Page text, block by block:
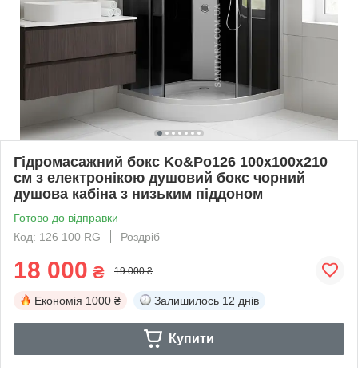
Гідромасажний бокс Ko&Po126 100x100х210
см з електронікою душовий бокс чорний
душова кабіна з низьким піддоном
Готово до відправки
Код: 126 100 RG
Роздріб
18 000 ₴ 19 000 ₴
Економія 1000 ₴ Залишилось 12 днів
Купити